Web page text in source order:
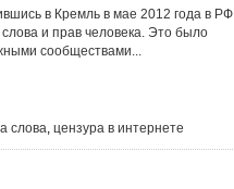
в Кремль в мае 2012 года в РФ
и прав человека. Это было
сообществами...
слова, цензура в интернете